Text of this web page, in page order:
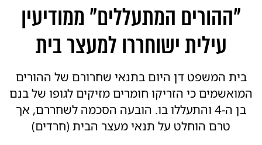
"ההורים המתעללים" ממודיעין
עילית ישוחררו למעצר בית
בית המשפט דן היום בתנאי שחרורם של ההורים
המואשמים כי הזריקו חומרים מזיקים לגופו של בנם
בן ה-4 והתעללו בו. הובעה הסכמה לשחררם, אך
טרם הוחלט על תנאי מעצר הבית (חרדים)